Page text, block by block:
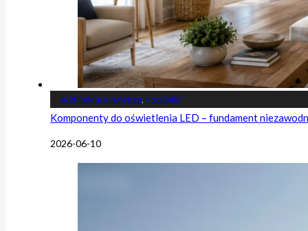
Architektura i wnętrza Poradniki
Komponenty do oświetlenia LED – fundament
2026-06-10